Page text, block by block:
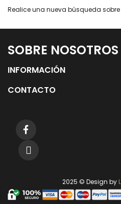
Realice una nueva búsqueda sobre
SOBRE NOSOTROS
INFORMACIÓN
CONTACTO
2025 © Design by